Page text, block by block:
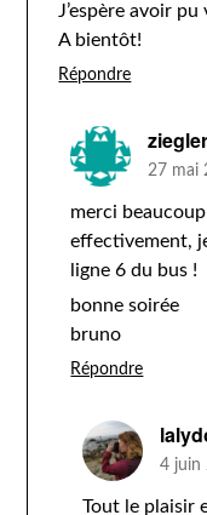
J’espère avoir pu
A bientôt!
Répondre
ziegler
27 mai
merci
effectivement,
ligne 6 du bus !
bonne soirée
bruno
Répondre
4 juin
Tout le plaisir